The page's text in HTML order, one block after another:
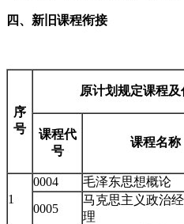
四、新旧课程衔接
序
号
原计划规定课程及
课程代
号
课程名称
1
0004 毛泽东思想概论
0005
马克思主义政治
理